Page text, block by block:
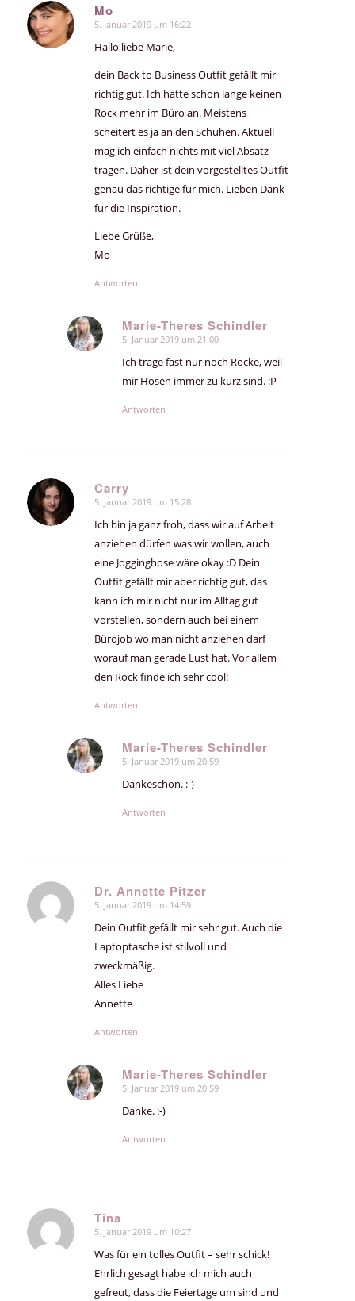
Mo
sagte:
5. Januar 2019 um 16:22
Hallo liebe Marie,
dein Back to Business Outfit gefällt mir
richtig gut. Ich hatte schon lange keinen
Rock mehr im Büro an. Meistens
scheitert es ja an den Schuhen. Aktuell
mag ich einfach nichts mit viel Absatz
tragen. Daher ist dein vorgestelltes Outfit
genau das richtige für mich. Lieben Dank
für die Inspiration.
Liebe Grüße,
Mo
Antworten
Marie-Theres Schindler
sagte:
5. Januar 2019 um 21:00
Ich trage fast nur noch Röcke, weil
mir Hosen immer zu kurz sind. :P
Antworten
Carry
sagte:
5. Januar 2019 um 15:28
Ich bin ja ganz froh, dass wir auf Arbeit
anziehen dürfen was wir wollen, auch
eine Jogginghose wäre okay :D Dein
Outfit gefällt mir aber richtig gut, das
kann ich mir nicht nur im Alltag gut
vorstellen, sondern auch bei einem
Bürojob wo man nicht anziehen darf
worauf man gerade Lust hat. Vor allem
den Rock finde ich sehr cool!
Antworten
Marie-Theres Schindler
sagte:
5. Januar 2019 um 20:59
Dankeschön. :-)
Antworten
Dr. Annette Pitzer
sagte:
5. Januar 2019 um 14:59
Dein Outfit gefällt mir sehr gut. Auch die
Laptoptasche ist stilvoll und
zweckmäßig.
Alles Liebe
Annette
Antworten
Marie-Theres Schindler
sagte:
5. Januar 2019 um 20:59
Danke. :-)
Antworten
Tina
sagte:
5. Januar 2019 um 10:27
Was für ein tolles Outfit – sehr schick!
Ehrlich gesagt habe ich mich auch
gefreut, dass die Feiertage um sind und